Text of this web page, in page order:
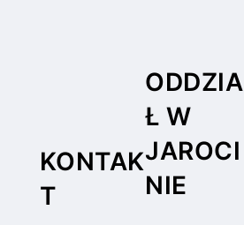
KONTAK
T
ODDZIA
Ł W
JAROCI
NIE